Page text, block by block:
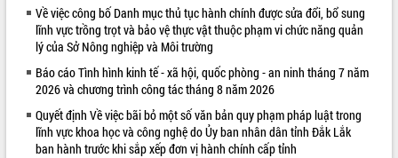
Khám bệnh, cấp phát thuốc miễn phí
Về việc công bố Danh mục thủ tục hành chính được sửa đổi, bổ sung
lĩnh vực trồng trọt và bảo vệ thực vật thuộc phạm vi chức năng quản
lý của Sở Nông nghiệp và Môi trường
Báo cáo Tình hình kinh tế - xã hội, quốc phòng - an ninh tháng 7 năm
2026 và chương trình công tác tháng 8 năm 2026
Quyết định Về việc bãi bỏ một số văn bản quy phạm pháp luật trong
lĩnh vực khoa học và công nghệ do Ủy ban nhân dân tỉnh Đắk Lắk
ban hành trước khi sắp xếp đơn vị hành chính cấp tỉnh